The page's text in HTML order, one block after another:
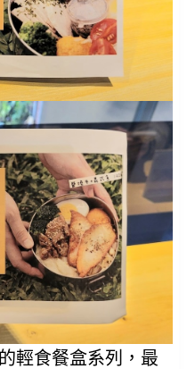
輕食餐盒系列，最